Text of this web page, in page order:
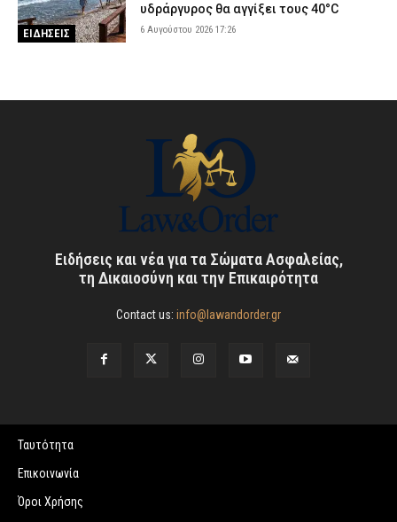
ΕΙΔΗΣΕΙΣ
υδράργυρος θα αγγίξει τους 40°C
6 Αυγούστου 2026 17:26
Ειδήσεις και νέα για τα Σώματα Ασφαλείας,
τη Δικαιοσύνη και την Επικαιρότητα
Contact us: info@lawandorder.gr
Ταυτότητα
Επικοινωνία
Όροι Χρήσης